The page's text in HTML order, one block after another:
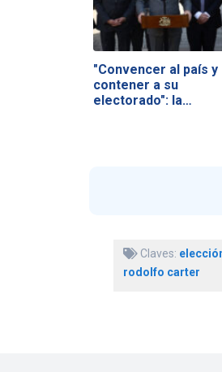
"Convencer al país y
contener a su
electorado": la…
Claves:
rodolfo carter